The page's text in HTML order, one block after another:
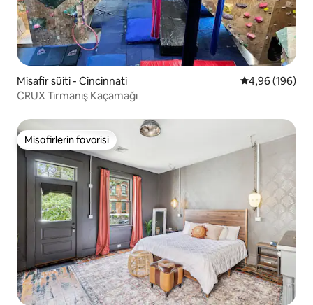
Misafir süiti - Cincinnati 5 üzerinden
4,96 (196)
CRUX Tırmanış Kaçamağı
Misafirlerin favorisi
Misafirlerin favorisi